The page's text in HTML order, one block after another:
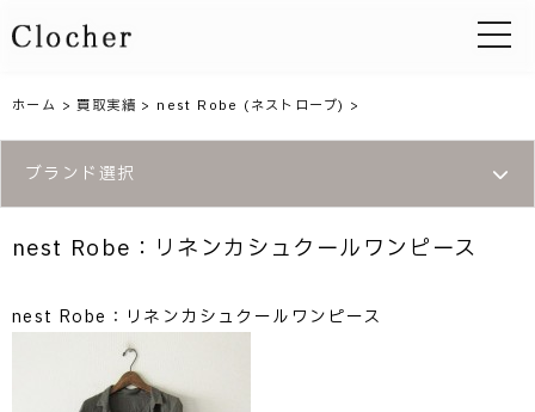
toggle
ホーム >買取実績 > nest Robe (ネストローブ) >
ブランド選択
nest Robe：リネンカシュクールワンピース
nest Robe：リネンカシュクールワンピース